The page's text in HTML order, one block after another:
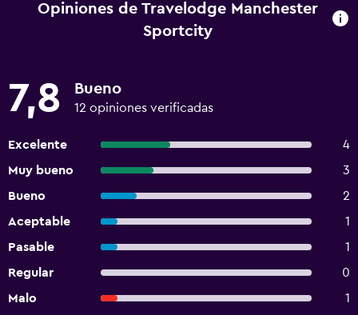
Opiniones de Travelodge Manchester
Sportcity
7,8 Bueno
12 opiniones verificadas
Excelente
4
Muy bueno
3
Bueno
2
Aceptable
1
Pasable
1
Regular
0
Malo
1